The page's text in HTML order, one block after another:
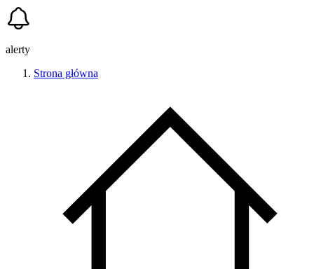
alerty
Strona główna